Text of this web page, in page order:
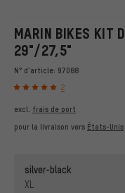
MARIN BIKES KIT
29"/27,5"
N° d'article: 97088
2
excl. frais de port
pour la livraison vers États-Unis
silver-black
XL